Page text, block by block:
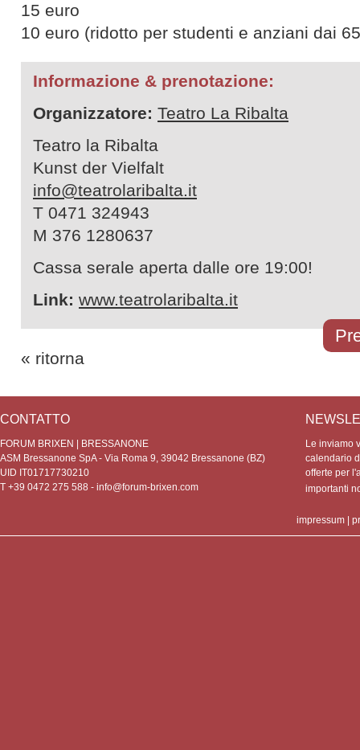
15 euro
10 euro (ridotto per studenti e anziani dai
Informazione & prenotazione:
Organizzatore: Teatro La Ribalta
Teatro la Ribalta
Kunst der Vielfalt
info@teatrolaribalta.it
T 0471 324943
M 376 1280637
Cassa serale aperta dalle ore 19:00!
Link: www.teatrolaribalta.it
« ritorna
CONTATTO
FORUM BRIXEN | BRESSANONE
ASM Bressanone SpA - Via Roma 9, 39042 Bressanone (BZ)
UID IT01717730210
T +39 0472 275 588 - info@forum-brixen.com
Le inviamo
calendario
offerte per
importanti
impressum